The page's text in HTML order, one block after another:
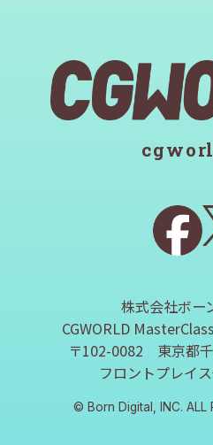
株式会社ボー
CGWORLD
〒102-0082 東京都
フロントプレイ
© Born Digital, INC. ALL